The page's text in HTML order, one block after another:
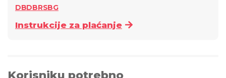
DBDBRSBG
Instrukcije za plaćanje
Korisniku potrebno